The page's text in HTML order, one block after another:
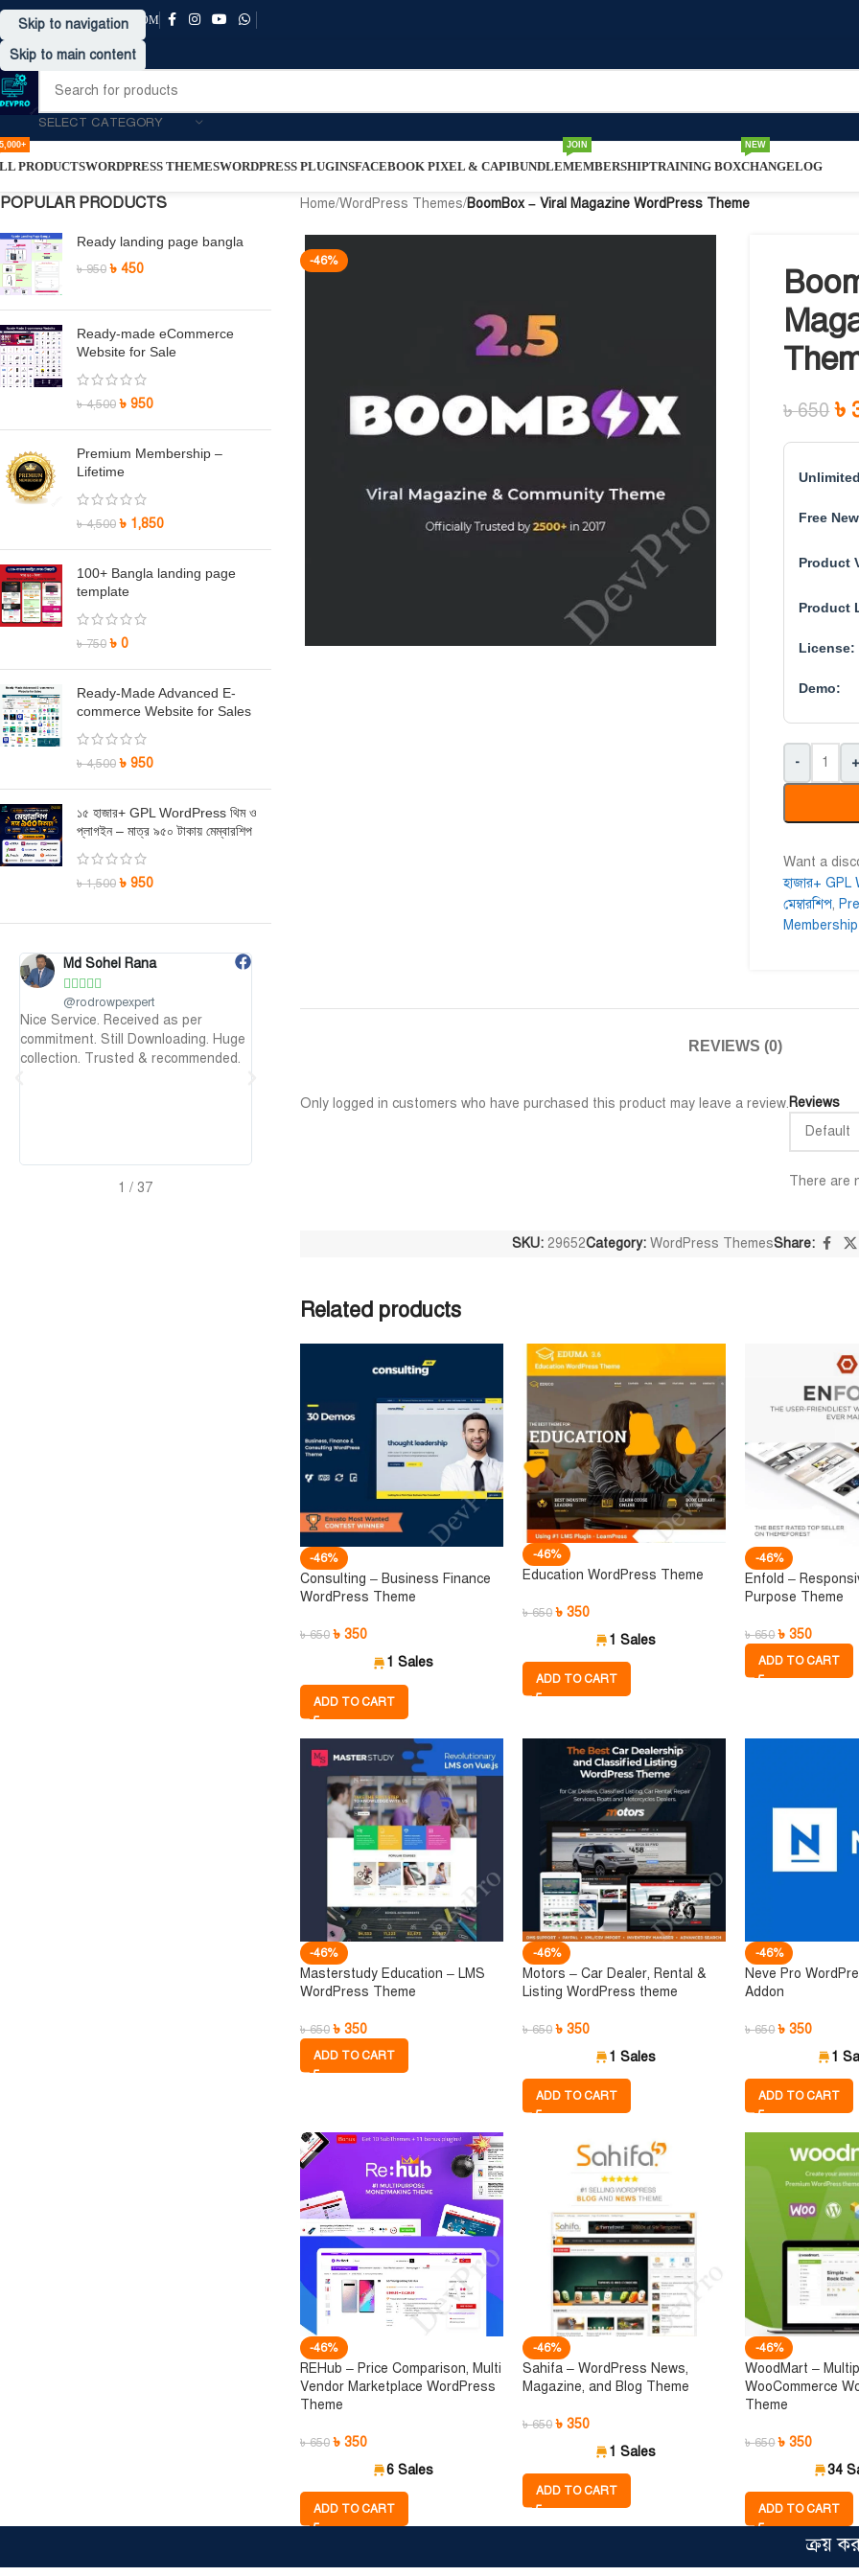
Skip to navigation
Skip to main content
SUPPORT@DRVPRO-BD.COM
SELECT CATEGORY
PRODUCTSWORDPRESS THEMESWORDPRESS PLUGINSFACEBOOK PIXEL & CAPIBUNDLEMEMBERSHIP
JOIN
TRAINING BOXCHANGELOG
NEW
POPULAR PRODUCTS
Ready landing page bangla
৳950 ৳ 450
Ready-made eCommerce
Website for Sale
৳4,500 ৳ 950
Premium Membership –
Lifetime
৳4,500 ৳ 1,850
100+ Bangla landing page
template
৳750 ৳ 0
Ready-Made Advanced E-
commerce Website for Sales
৳4,500 ৳ 950
১৫ হাজার+ GPL WordPress থিম ও
প্লাগইন – মাত্র ৯৫০ টাকায় মেম্বারশিপ
৳1,500 ৳ 950
Maruf Hossen
   
@MarufHossen
মাশাল্লাহ ভাইয়ের সার্ভিস অসাধারণ নিতে পারেন
১০০%
trusted service. Go
2 / 37
Home/WordPress Themes/BoomBox – Viral Magazine WordPress Theme
-46%
৳650 ৳
Free
Product
Product
License:
Demo:
- +
Want a
হাজার+ GPL
মেম্বারশিপ,
REVIEWS (0)
Reviews
There are
Only logged in customers who have purchased this product may leave a review.
SKU: 29652Category: WordPress ThemesShare:
Related products
-46%
Consulting – Business Finance
WordPress Theme
৳650 ৳ 350
1 Sales
ADD TO CART
-46%
Education WordPress Theme
৳650 ৳350
1 Sales
ADD TO CART
-46%
Enfold –
Purpose Theme
৳650 ৳350
ADD TO CART
-46%
Masterstudy Education – LMS
WordPress Theme
৳650 ৳ 350
ADD TO CART
-46%
Motors – Car Dealer, Rental &
Listing WordPress theme
৳650 ৳350
1 Sales
ADD TO CART
-46%
Neve Pro
Addon
৳650 ৳350
1
ADD TO CART
-46%
REHub – Price Comparison, Multi
Vendor Marketplace WordPress
Theme
৳650 ৳ 350
6 Sales
ADD TO CART
-46%
Sahifa – WordPress News,
Magazine, and Blog Theme
৳650 ৳350
1 Sales
ADD TO CART
-46%
WoodMart –
WooCommerce
Theme
৳650 ৳350
34
ADD TO CART
ক্রয় করার